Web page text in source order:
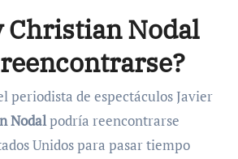
Christian Nodal
periodista de espectáculos Javier
Nodalpodría reencontrarse
Unidos para pasar tiempo